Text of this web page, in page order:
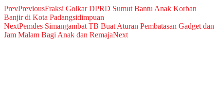
PrevPreviousFraksi Golkar DPRD Sumut Bantu Anak Korban
Banjir di Kota Padangsidimpuan
NextPemdes Simangambat TB Buat Aturan Pembatasan Gadget dan
Jam Malam Bagi Anak dan RemajaNext